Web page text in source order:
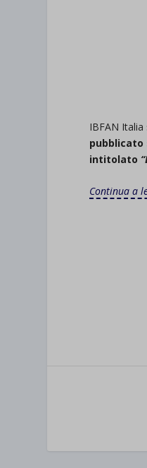
IBFAN Italia
pubblicato
intitolato
Continua a